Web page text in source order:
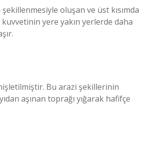
oluşan ve üst kısımda
yere yakın yerlerde daha
Bu arazi şekillerinin
aşınan toprağı yığarak hafifçe